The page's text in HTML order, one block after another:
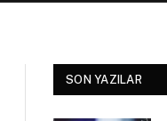
SON YAZILAR